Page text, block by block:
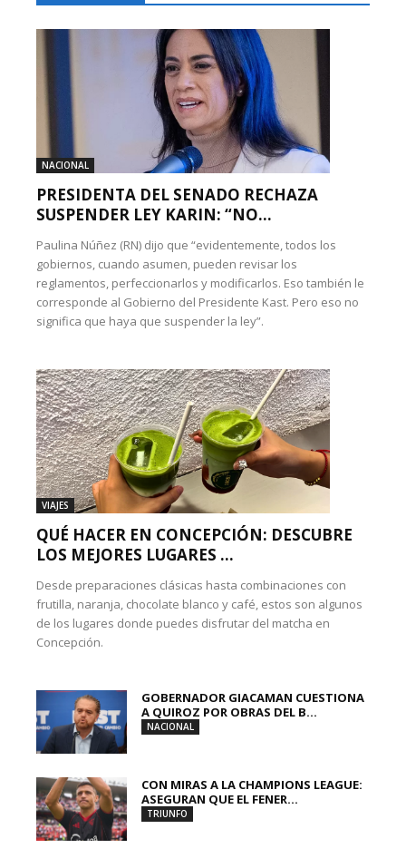
NACIONAL
PRESIDENTA DEL SENADO RECHAZA
SUSPENDER LEY KARIN: “NO...
Paulina Núñez (RN) dijo que “evidentemente, todos los
gobiernos, cuando asumen, pueden revisar los
reglamentos, perfeccionarlos y modificarlos. Eso también le
corresponde al Gobierno del Presidente Kast. Pero eso no
significa que haya que suspender la ley”.
VIAJES
QUÉ HACER EN CONCEPCIÓN: DESCUBRE
LOS MEJORES LUGARES ...
Desde preparaciones clásicas hasta combinaciones con
frutilla, naranja, chocolate blanco y café, estos son algunos
de los lugares donde puedes disfrutar del matcha en
Concepción.
GOBERNADOR GIACAMAN CUESTIONA
A QUIROZ POR OBRAS DEL B...
NACIONAL
CON MIRAS A LA CHAMPIONS LEAGUE:
ASEGURAN QUE EL FENER...
TRIUNFO